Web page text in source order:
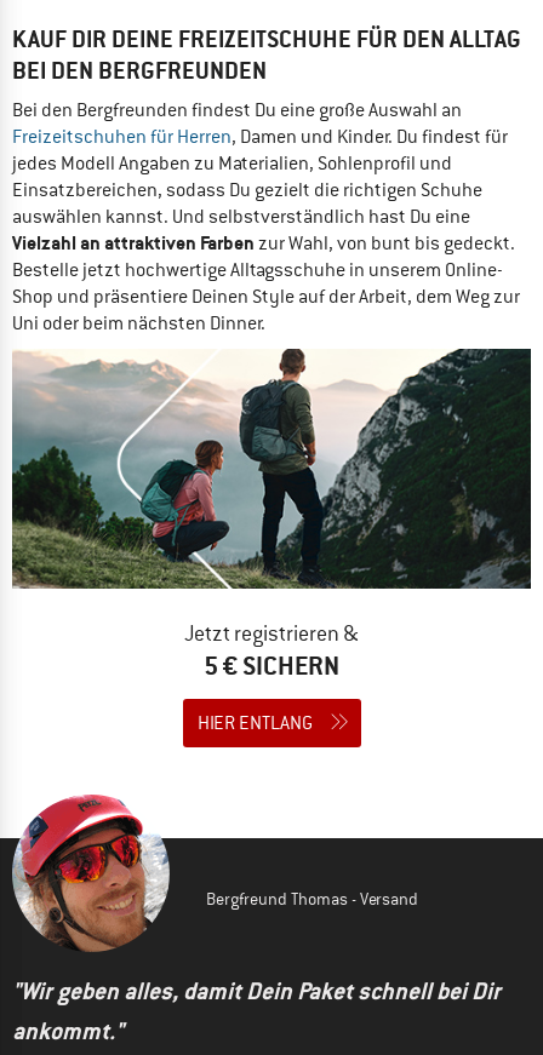
KAUF DIR DEINE FREIZEITSCHUHE FÜR DEN ALLTAG
BEI DEN BERGFREUNDEN
Bei den Bergfreunden findest Du eine große Auswahl an
Freizeitschuhen für Herren, Damen und Kinder. Du findest für
jedes Modell Angaben zu Materialien, Sohlenprofil und
Einsatzbereichen, sodass Du gezielt die richtigen Schuhe
auswählen kannst. Und selbstverständlich hast Du eine
Vielzahl an attraktiven Farben zur Wahl, von bunt bis gedeckt.
Bestelle jetzt hochwertige Alltagsschuhe in unserem Online-
Shop und präsentiere Deinen Style auf der Arbeit, dem Weg zur
Uni oder beim nächsten Dinner.
Jetzt registrieren &
5 € SICHERN
HIER ENTLANG
Bergfreund Thomas - Versand
"Wir geben alles, damit Dein Paket schnell bei Dir
ankommt."